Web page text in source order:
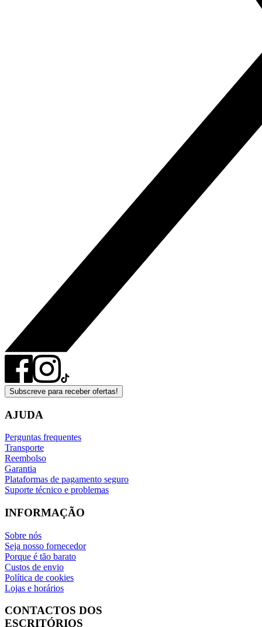
Subscreve para receber ofertas!
AJUDA
Perguntas frequentes
Transporte
Reembolso
Garantia
Plataformas de pagamento seguro
Suporte técnico e problemas
INFORMAÇÃO
Sobre nós
Seja nosso fornecedor
Porque é tão barato
Custos de envio
Política de cookies
Lojas e horários
CONTACTOS DOS
ESCRITÓRIOS